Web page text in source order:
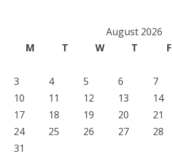
August 2026
M
T W T F
3
4 5 6 7
10
11 12 13 14
17
18 19 20 21
24
25 26 27 28
31